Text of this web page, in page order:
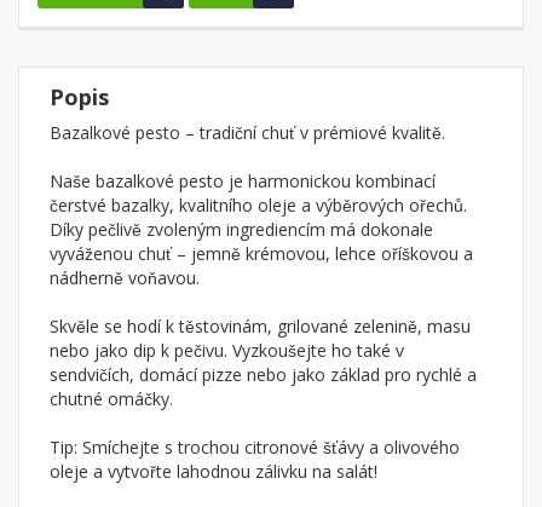
Popis
Bazalkové pesto – tradiční chuť v prémiové kvalitě.
Naše bazalkové pesto je harmonickou kombinací
čerstvé bazalky, kvalitního oleje a výběrových ořechů.
Díky pečlivě zvoleným ingrediencím má dokonale
vyváženou chuť – jemně krémovou, lehce oříškovou a
nádherně voňavou.
Skvěle se hodí k těstovinám, grilované zelenině, masu
nebo jako dip k pečivu. Vyzkoušejte ho také v
sendvičích, domácí pizze nebo jako základ pro rychlé a
chutné omáčky.
Tip: Smíchejte s trochou citronové šťávy a olivového
oleje a vytvořte lahodnou zálivku na salát!